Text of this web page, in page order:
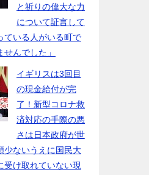
と祈りの偉大な力
について証言して
ている人がいる町で
んでした」
イギリスは3回目
の現金給付が完
了！新型コロナ救
済対応の手際の悪
さは日本政府が世
少ないうえに国民大
受け取れていない現